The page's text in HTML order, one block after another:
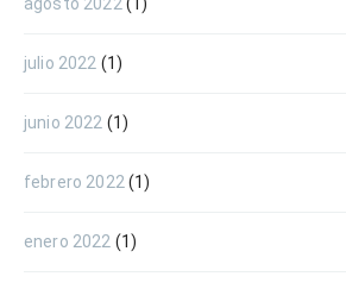
julio 2022 (1)
junio 2022 (1)
febrero 2022 (1)
enero 2022 (1)